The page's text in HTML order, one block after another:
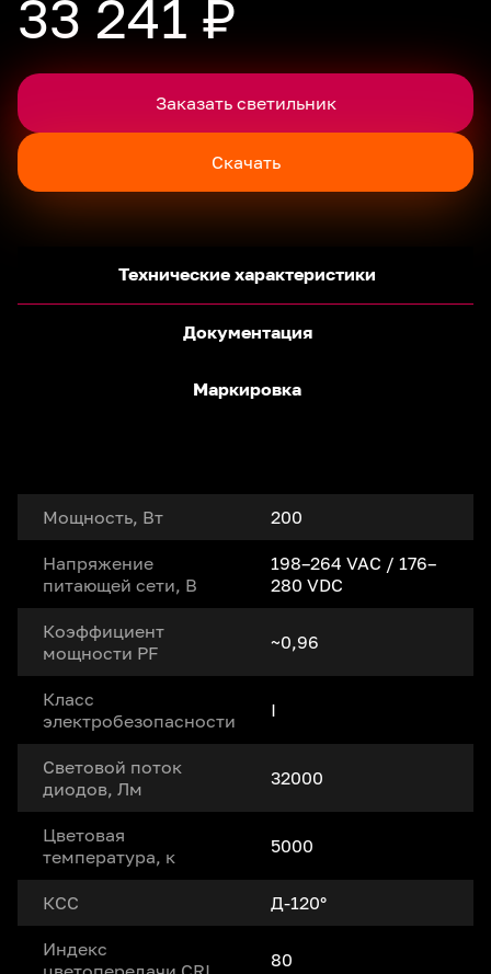
33 241 ₽
Заказать светильник
Скачать
Технические характеристики
Документация
Маркировка
Мощность, Вт 200
Напряжение
питающей сети, В
198–264 VAC / 176–
280 VDC
Коэффициент
мощности PF
~0,96
Класс
электробезопасности
I
Световой поток
диодов, Лм
32000
Цветовая
температура, к
5000
КСС Д-120°
Индекс
80